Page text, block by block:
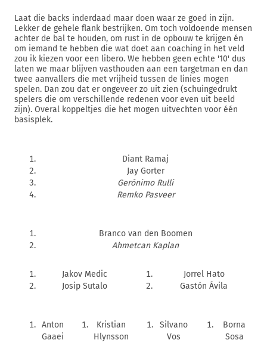
Laat die backs inderdaad maar doen waar ze goed in zijn.
Lekker de gehele flank bestrijken. Om toch voldoende mensen
achter de bal te houden, om rust in de opbouw te krijgen én
om iemand te hebben die wat doet aan coaching in het veld
zou ik kiezen voor een libero. We hebben geen echte '10' dus
laten we maar blijven vasthouden aan een targetman en dan
twee aanvallers die met vrijheid tussen de linies mogen
spelen. Dan zou dat er ongeveer zo uit zien (schuingedrukt
spelers die om verschillende redenen voor even uit beeld
zijn). Overal koppeltjes die het mogen uitvechten voor één
basisplek.
Diant Ramaj
Jay Gorter
Gerónimo Rulli
Remko Pasveer
Branco van den Boomen
Ahmetcan Kaplan
Jakov Medic
Josip Sutalo
Jorrel Hato
Gastón Ávila
Anton
Gaaei
Kristian
Hlynsson
Silvano
Vos
Borna
Sosa